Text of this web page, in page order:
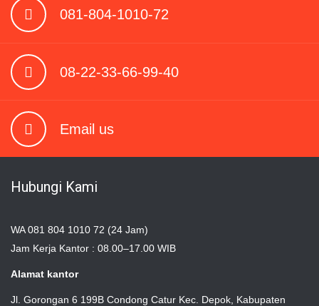
081-804-1010-72
08-22-33-66-99-40
Email us
Hubungi Kami
WA 081 804 1010 72 (24 Jam)
Jam Kerja Kantor : 08.00–17.00 WIB
Alamat kantor
Jl. Gorongan 6 199B Condong Catur Kec. Depok, Kabupaten